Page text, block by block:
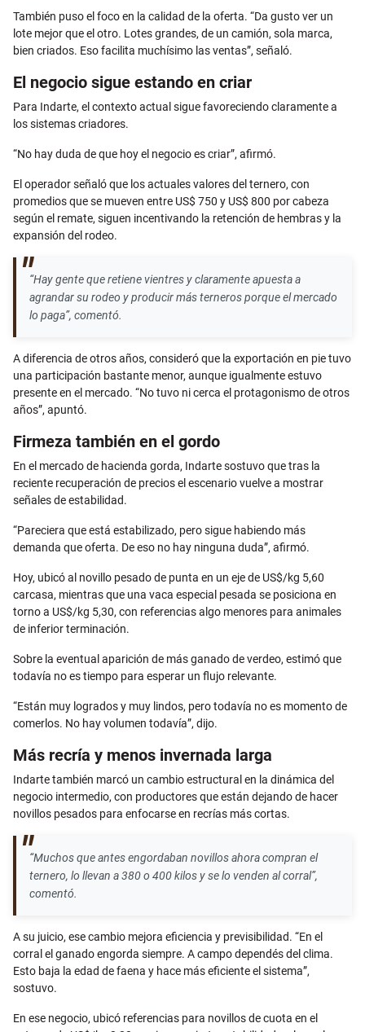
También puso el foco en la calidad de la oferta. “Da gusto ver un
lote mejor que el otro. Lotes grandes, de un camión, sola marca,
bien criados. Eso facilita muchísimo las ventas”, señaló.
El negocio sigue estando en criar
Para Indarte, el contexto actual sigue favoreciendo claramente a
los sistemas criadores.
“No hay duda de que hoy el negocio es criar”, afirmó.
El operador señaló que los actuales valores del ternero, con
promedios que se mueven entre US$ 750 y US$ 800 por cabeza
según el remate, siguen incentivando la retención de hembras y la
expansión del rodeo.
“Hay gente que retiene vientres y claramente apuesta a
agrandar su rodeo y producir más terneros porque el mercado
lo paga”, comentó.
A diferencia de otros años, consideró que la exportación en pie tuvo
una participación bastante menor, aunque igualmente estuvo
presente en el mercado. “No tuvo ni cerca el protagonismo de otros
años”, apuntó.
Firmeza también en el gordo
En el mercado de hacienda gorda, Indarte sostuvo que tras la
reciente recuperación de precios el escenario vuelve a mostrar
señales de estabilidad.
“Pareciera que está estabilizado, pero sigue habiendo más
demanda que oferta. De eso no hay ninguna duda”, afirmó.
Hoy, ubicó al novillo pesado de punta en un eje de US$/kg 5,60
carcasa, mientras que una vaca especial pesada se posiciona en
torno a US$/kg 5,30, con referencias algo menores para animales
de inferior terminación.
Sobre la eventual aparición de más ganado de verdeo, estimó que
todavía no es tiempo para esperar un flujo relevante.
“Están muy logrados y muy lindos, pero todavía no es momento de
comerlos. No hay volumen todavía”, dijo.
Más recría y menos invernada larga
Indarte también marcó un cambio estructural en la dinámica del
negocio intermedio, con productores que están dejando de hacer
novillos pesados para enfocarse en recrías más cortas.
“Muchos que antes engordaban novillos ahora compran el
ternero, lo llevan a 380 o 400 kilos y se lo venden al corral”,
comentó.
A su juicio, ese cambio mejora eficiencia y previsibilidad. “En el
corral el ganado engorda siempre. A campo dependés del clima.
Esto baja la edad de faena y hace más eficiente el sistema”,
sostuvo.
En ese negocio, ubicó referencias para novillos de cuota en el